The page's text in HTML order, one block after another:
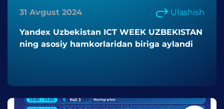
31 Avgust 2024 Ulashish
Yandex Uzbekistan ICT WEEK UZBEKISTAN
ning asosiy hamkorlaridan biriga aylandi